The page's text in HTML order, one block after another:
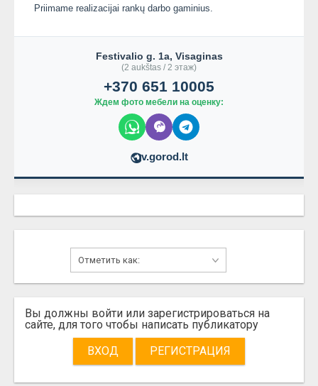
Priimame realizacijai rankų darbo gaminius.
Festivalio g. 1a, Visaginas
(2 aukštas / 2 этаж)
+370 651 10005
Ждем фото мебели на оценку:
v.gorod.lt
Вы должны войти или зарегистрироваться на
сайте, для того чтобы написать публикатору
ВХОД
РЕГИСТРАЦИЯ